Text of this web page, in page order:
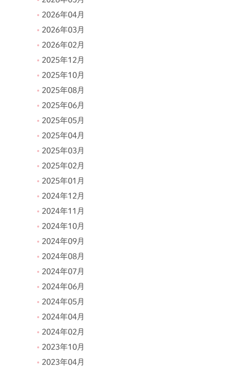
2026年04月
2026年03月
2026年02月
2025年12月
2025年10月
2025年08月
2025年06月
2025年05月
2025年04月
2025年03月
2025年02月
2025年01月
2024年12月
2024年11月
2024年10月
2024年09月
2024年08月
2024年07月
2024年06月
2024年05月
2024年04月
2024年02月
2023年10月
2023年04月